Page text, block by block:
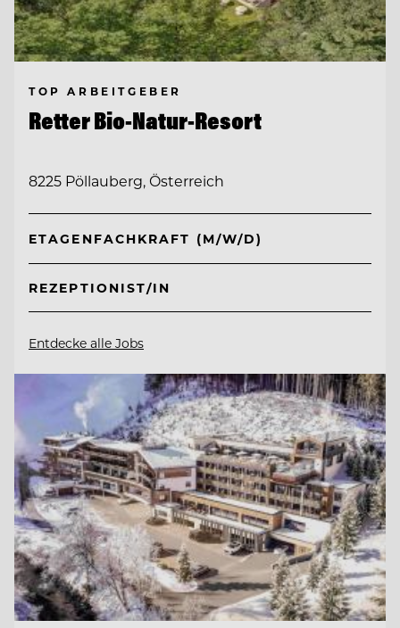
TOP ARBEITGEBER
Retter Bio-Natur-Resort
8225 Pöllauberg, Österreich
ETAGENFACHKRAFT (M/W/D)
REZEPTIONIST/IN
Entdecke alle Jobs